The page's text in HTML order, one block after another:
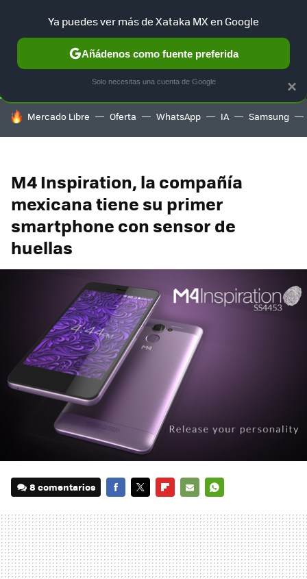
SELECCIÓN GAMING HOME AUTO TERRITORIO
HOY SE HABLA DE
Mercado Libre Oferta WhatsApp IA Samsung
M4 Inspiration, la compañía
mexicana tiene su primer
smartphone con sensor de
huellas
8 comentarios
MAIL
×
Ya puedes ver más de Xataka MX en Google
Añádenos como fuente preferida
Solo necesitas una cuenta de Google